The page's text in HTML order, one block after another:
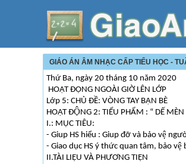
GIÁO ÁN ÂM NHẠC CẤP TIỂU HỌC -
Thứ Ba, ngày 20 tháng 10 năm 2020
HOẠT ĐỘNG NGOÀI GIỜ LÊN LỚP
Lớp 5: CHỦ ĐỀ: VÒNG TAY BẠN BÈ
HOẠT ĐỘNG 2: TIỂU PHẨM : “ DẾ MÈN
I.: MỤC TIÊU:
- Giup HS hiểu : Giup đỡ và bảo vệ
- Giao dục HS ý thức quan tâm, bảo vệ
II.TÀI LIỆU VÀ PHƯƠNG TIỆN